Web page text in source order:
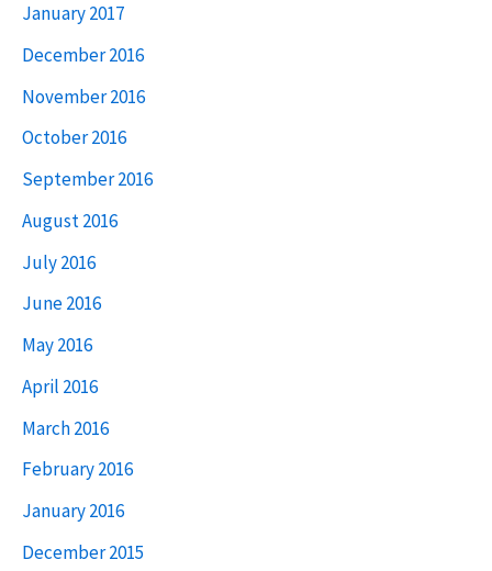
January 2017
December 2016
November 2016
October 2016
September 2016
August 2016
July 2016
June 2016
May 2016
April 2016
March 2016
February 2016
January 2016
December 2015